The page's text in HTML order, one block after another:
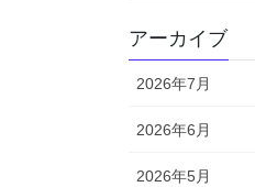
アーカイブ
2026年7月
2026年6月
2026年5月